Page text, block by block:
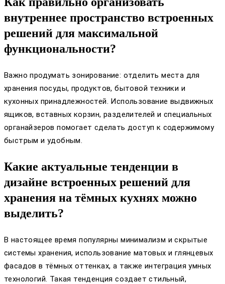
внутреннее пространство встроенных
решений для максимальной
функциональности?
Важно продумать зонирование: отделить места для
хранения посуды, продуктов, бытовой техники и
кухонных принадлежностей. Использование выдвижных
ящиков, вставных корзин, разделителей и специальных
органайзеров помогает сделать доступ к содержимому
быстрым и удобным.
Какие актуальные тенденции в
дизайне встроенных решений для
хранения на тёмных кухнях можно
выделить?
В настоящее время популярны минимализм и скрытые
системы хранения, использование матовых и глянцевых
фасадов в тёмных оттенках, а также интеграция умных
технологий. Такая тенденция создает стильный,